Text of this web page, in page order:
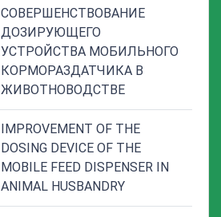
СОВЕРШЕНСТВОВАНИЕ
ДОЗИРУЮЩЕГО
УСТРОЙСТВА МОБИЛЬНОГО
КОРМОРАЗДАТЧИКА В
ЖИВОТНОВОДСТВЕ
IMPROVEMENT OF THE
DOSING DEVICE OF THE
MOBILE FEED DISPENSER IN
ANIMAL HUSBANDRY